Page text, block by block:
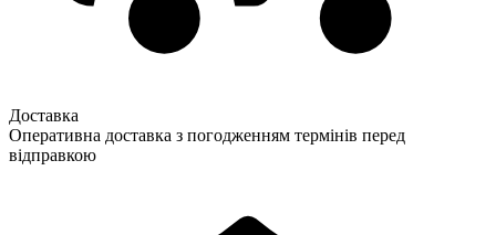
Доставка
Оперативна доставка з погодженням термінів перед
відправкою